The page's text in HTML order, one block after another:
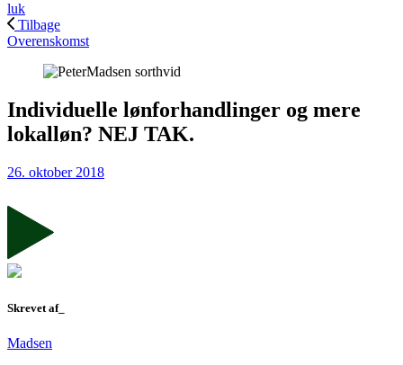
luk
Tilbage
Overenskomst
Individuelle lønforhandlinger og mere
lokalløn? NEJ TAK.
26. oktober 2018
Skrevet af_
Madsen